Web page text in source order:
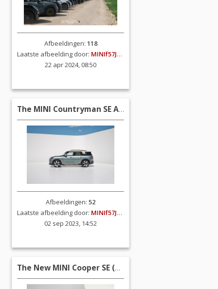
Afbeeldingen: 118
Laatste afbeelding door: MINIf57JCW
22 apr 2024, 08:50
The MINI Countryman SE ALL4 (2023)
Afbeeldingen: 52
Laatste afbeelding door: MINIf57JCW
02 sep 2023, 14:52
The New MINI Cooper SE (2023)